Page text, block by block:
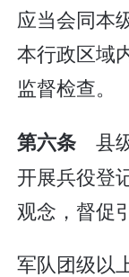
应当会同本
本行政区域
监督检查。
第六条县
开展兵役登
观念，督促
军队团级以